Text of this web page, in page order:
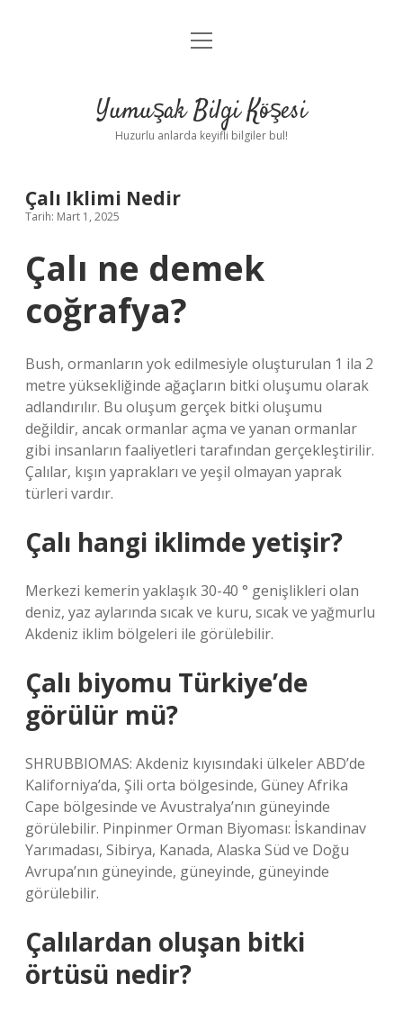
Anasayfa
Yasal Uyarı
menüyü
Yumuşak Bilgi Köşesi
Huzurlu anlarda keyifli bilgiler bul!
Çalı Iklimi Nedir
Tarih: Mart 1, 2025
Çalı ne demek
coğrafya?
Bush, ormanların yok edilmesiyle oluşturulan 1 ila 2
metre yüksekliğinde ağaçların bitki oluşumu olarak
adlandırılır. Bu oluşum gerçek bitki oluşumu
değildir, ancak ormanlar açma ve yanan ormanlar
gibi insanların faaliyetleri tarafından gerçekleştirilir.
Çalılar, kışın yaprakları ve yeşil olmayan yaprak
türleri vardır.
Çalı hangi iklimde yetişir?
Merkezi kemerin yaklaşık 30-40 ° genişlikleri olan
deniz, yaz aylarında sıcak ve kuru, sıcak ve yağmurlu
Akdeniz iklim bölgeleri ile görülebilir.
Çalı biyomu Türkiye’de
görülür mü?
SHRUBBIOMAS: Akdeniz kıyısındaki ülkeler ABD’de
Kaliforniya’da, Şili orta bölgesinde, Güney Afrika
Cape bölgesinde ve Avustralya’nın güneyinde
görülebilir. Pinpinmer Orman Biyoması: İskandinav
Yarımadası, Sibirya, Kanada, Alaska Süd ve Doğu
Avrupa’nın güneyinde, güneyinde, güneyinde
görülebilir.
Çalılardan oluşan bitki
örtüsü nedir?